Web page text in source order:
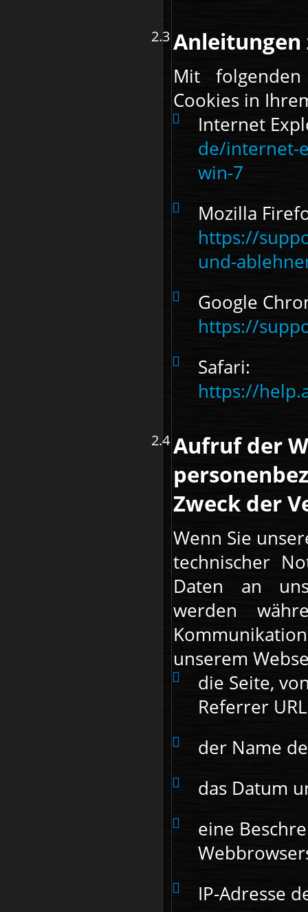
Anleitungen
Mit
Cookies in
Internet
de/internet-
win-7
Mozilla
https://
und-
Google
https://
Safari:
https://
Aufruf der
Zweck der
Wenn Sie
technischer
Daten an
werden
unserem
die Seite,
Referrer URL
der Name
das Datum
eine
IP-Adresse